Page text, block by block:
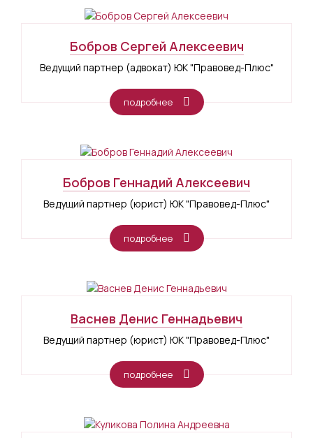
Бобров Сергей Алексеевич
Ведущий партнер (адвокат) ЮК "Правовед-Плюс"
подробнее
Бобров Геннадий Алексеевич
Ведущий партнер (юрист) ЮК "Правовед-Плюс"
подробнее
Васнев Денис Геннадьевич
Ведущий партнер (юрист) ЮК "Правовед-Плюс"
подробнее